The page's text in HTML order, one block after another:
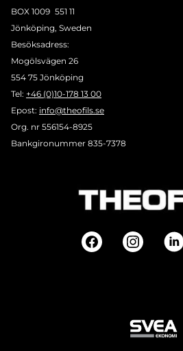
BOX 1009 551 11
Jönköping, Sweden
Besöksadress:
Mogölsvägen 26
554 75 Jönköping
Tel: +46 (0)10-178 13 00
Epost: info@theofils.se
Org. nr 556154-8925
Bankgironummer 835-7378